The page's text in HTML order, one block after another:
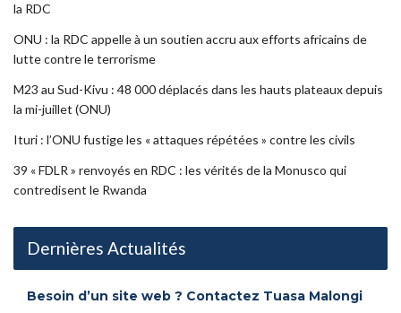
la RDC
ONU : la RDC appelle à un soutien accru aux efforts africains de
lutte contre le terrorisme
M23 au Sud-Kivu : 48 000 déplacés dans les hauts plateaux depuis
la mi-juillet (ONU)
Ituri : l’ONU fustige les « attaques répétées » contre les civils
39 « FDLR » renvoyés en RDC : les vérités de la Monusco qui
contredisent le Rwanda
Dernières Actualités
Besoin d’un site web ? Contactez Tuasa Malongi